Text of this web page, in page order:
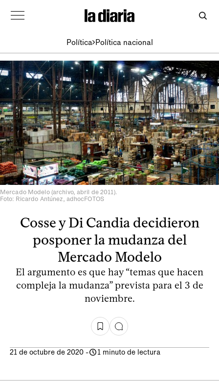
Política Política nacional
Mercado Modelo (archivo, abril de 2011).
Foto: Ricardo Antúnez, adhocFOTOS
Cosse y Di Candia decidieron
posponer la mudanza del
Mercado Modelo
El argumento es que hay “temas que hacen
compleja la mudanza” prevista para el 3 de
noviembre.
21 de octubre de 2020 - 1 minuto de lectura